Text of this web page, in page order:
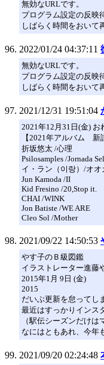
無効なURLです。
プログラム設定の反映
しばらく時間をおいて
2022/01/24 04:37:11
無効なURLです。
プログラム設定の反映
しばらく時間をおいて
2021/12/31 19:51:04
2021年12月31日(金) お
【2021年アルバム 新
折坂悠太 /心理
Psilosamples /Jornada
イ・ラン（이랑）/オオ
Jun Kamoda /II
Kid Fresino /20,Stop it.
CHAI /WINK
Jon Batiste /WE ARE
Cleo Sol /Mother
2021/09/22 14:50:53
やす子のＢ級図鑑
イラストレーター進藤
2015年1月 9日 (金)
2015
だいぶ更新を怠ってし
最近はすっかりインス
（駅伝シーズンだけは
なにはともあれ、今年
2021/09/20 02:24:48